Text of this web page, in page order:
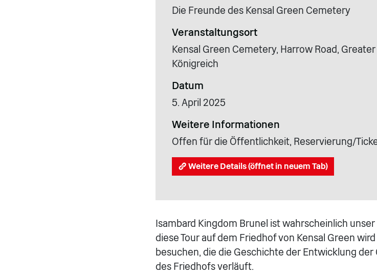
Die Freunde des Kensal Green Cemetery
Veranstaltungsort
Kensal Green Cemetery, Harrow Road,
Königreich
Datum
5. April 2025
Weitere Informationen
Offen für die Öffentlichkeit, Reservierung/
Weitere Details (öffnet in neuem Tab)
Isambard Kingdom Brunel ist wahrscheinlich
diese Tour auf dem Friedhof von Kensal Green
besuchen, die die Geschichte der Entwicklung
des Friedhofs verläuft.